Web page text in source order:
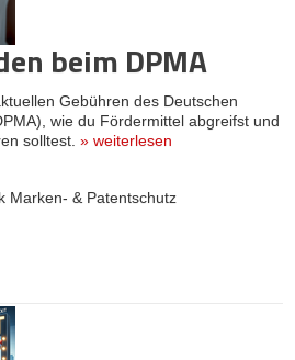
beim DPMA
Gebühren des Deutschen
wie du Fördermittel abgreifst und
solltest. » weiterlesen
Marken- & Patentschutz